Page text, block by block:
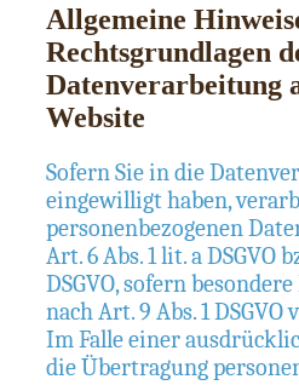
Allgemeine
Rechtsgrundlagen
Datenverarbeitung
Website
Sofern Sie in die
eingewilligt haben,
personenbezogenen
Art. 6 Abs. 1 lit. a DSGVO
DSGVO, sofern
nach Art. 9 Abs. 1
Im Falle einer
die Übertragung